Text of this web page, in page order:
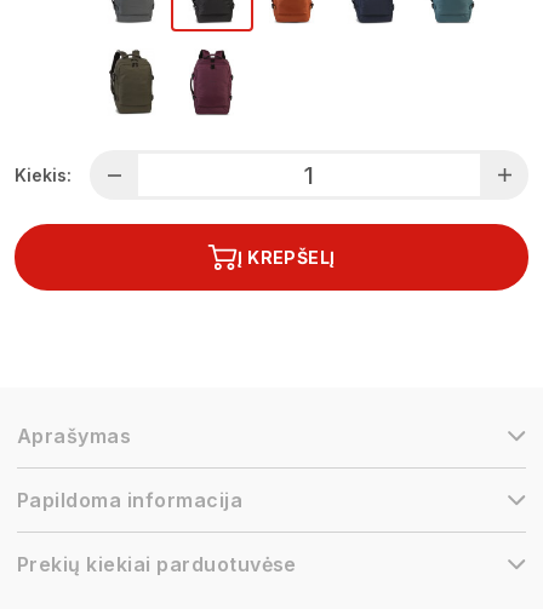
Kiekis:
Į KREPŠELĮ
Aprašymas
Papildoma informacija
Prekių kiekiai parduotuvėse